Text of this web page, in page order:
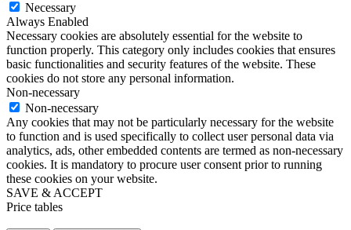
Necessary
Always Enabled
Necessary cookies are absolutely essential for the website to
function properly. This category only includes cookies that ensures
basic functionalities and security features of the website. These
cookies do not store any personal information.
Non-necessary
Non-necessary
Any cookies that may not be particularly necessary for the website
to function and is used specifically to collect user personal data via
analytics, ads, other embedded contents are termed as non-necessary
cookies. It is mandatory to procure user consent prior to running
these cookies on your website.
SAVE & ACCEPT
Price tables